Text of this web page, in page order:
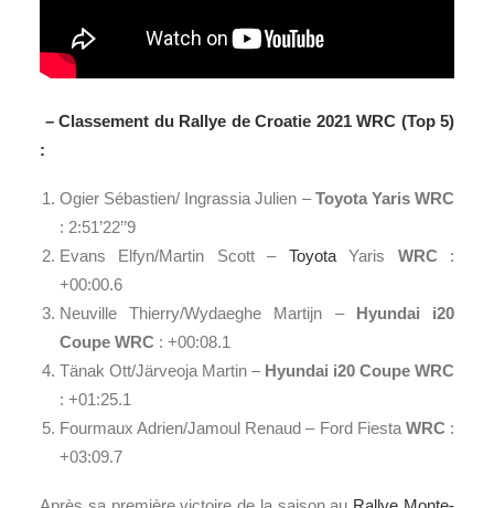
– Classement du Rallye de Croatie 2021 WRC (Top 5)
:
Ogier Sébastien/ Ingrassia Julien –Toyota Yaris WRC
: 2:51’22’’9
Evans Elfyn/Martin Scott – ToyotaYaris WRC :
+00:00.6
Neuville Thierry/Wydaeghe Martijn – Hyundai i20
Coupe WRC : +00:08.1
Tänak Ott/Järveoja Martin – Hyundai i20 Coupe WRC
: +01:25.1
Fourmaux Adrien/Jamoul Renaud – Ford Fiesta WRC :
+03:09.7